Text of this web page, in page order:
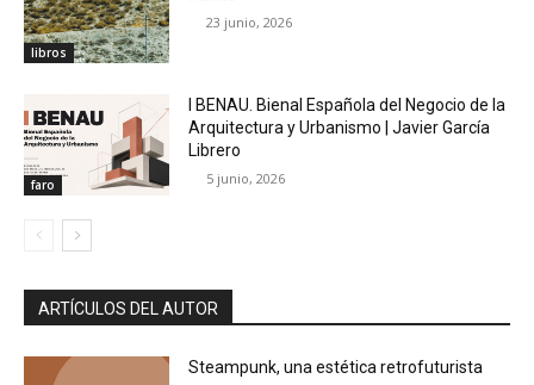
libros
23 junio, 2026
faro
I BENAU. Bienal Española del Negocio de la
Arquitectura y Urbanismo | Javier García
Librero
5 junio, 2026
ARTÍCULOS DEL AUTOR
Steampunk, una estética retrofuturista